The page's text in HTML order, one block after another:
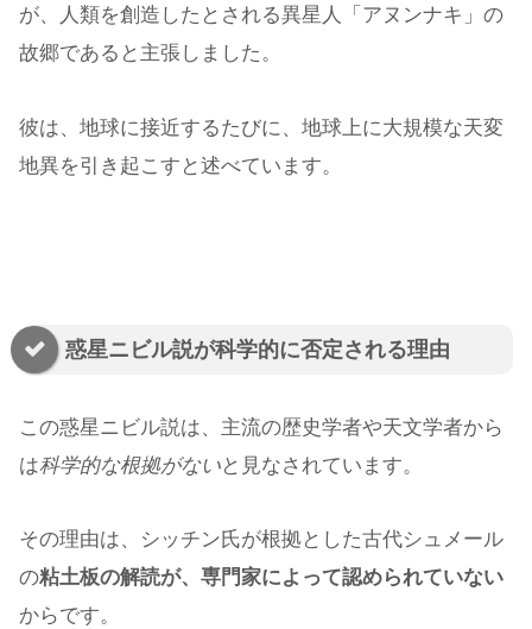
が、人類を創造したとされる異星人「アヌンナキ」の
故郷であると主張しました。
彼は、地球に接近するたびに、地球上に大規模な天変
地異を引き起こすと述べています。
惑星ニビル説が科学的に否定される理由
この惑星ニビル説は、主流の歴史学者や天文学者から
は科学的な根拠がないと見なされています。
その理由は、シッチン氏が根拠とした古代シュメール
の粘土板の解読が、専門家によって認められていない
からです。